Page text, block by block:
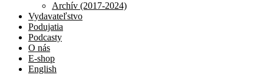
Archív (2017-2024)
Vydavateľstvo
Podujatia
Podcasty
O nás
E-shop
English